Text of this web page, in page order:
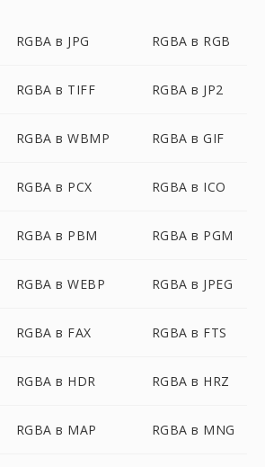
RGBA в JPG RGBA в RGB
RGBA в TIFF RGBA в JP2
RGBA в WBMP RGBA в GIF
RGBA в PCX RGBA в ICO
RGBA в PBM RGBA в PGM
RGBA в WEBP RGBA в JPEG
RGBA в FAX RGBA в FTS
RGBA в HDR RGBA в HRZ
RGBA в MAP RGBA в MNG